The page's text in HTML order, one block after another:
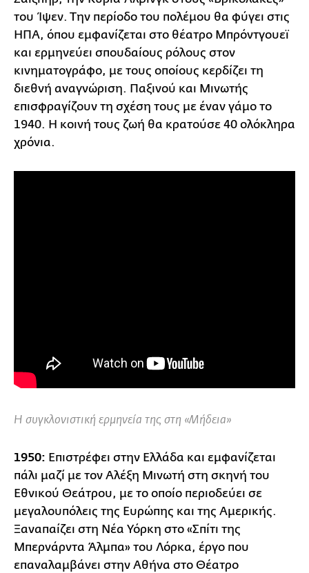
του Ίψεν. Την περίοδο του πολέμου θα φύγει στις
ΗΠΑ, όπου εμφανίζεται στο θέατρο Μπρόντγουεϊ
και ερμηνεύει σπουδαίους ρόλους στον
κινηματογράφο, με τους οποίους κερδίζει τη
διεθνή αναγνώριση. Παξινού και Μινωτής
επισφραγίζουν τη σχέση τους με έναν γάμο το
1940. Η κοινή τους ζωή θα κρατούσε 40 ολόκληρα
χρόνια.
Η συγκλονιστική ερμηνεία της στη «Μήδεια»
1950: Επιστρέφει στην Ελλάδα και εμφανίζεται
πάλι μαζί με τον Αλέξη Μινωτή στη σκηνή του
Εθνικού Θεάτρου, με το οποίο περιοδεύει σε
μεγαλουπόλεις της Ευρώπης και της Αμερικής.
Ξαναπαίζει στη Νέα Υόρκη στο «Σπίτι της
Μπερνάρντα Άλμπα» του Λόρκα, έργο που
επαναλαμβάνει στην Αθήνα στο Θέατρο